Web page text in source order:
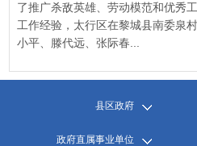
了推广杀敌英雄、劳动模范和优秀
工作经验，太行区在黎城县南委泉
小平、滕代远、张际春...
县区政府
政府直属事业单位